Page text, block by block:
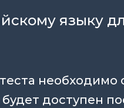
языку
необходимо
будет доступен